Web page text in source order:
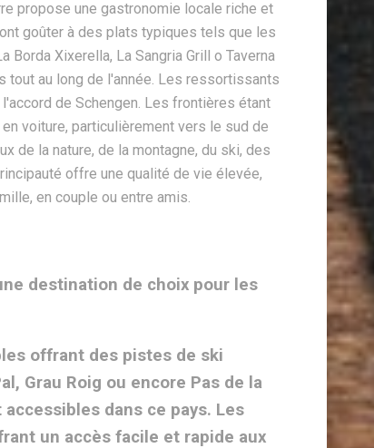
destination de choix pour les
offrant des pistes de ski
Grau Roig ou encore Pas de la
dans ce pays. Les
un accès facile et rapide aux